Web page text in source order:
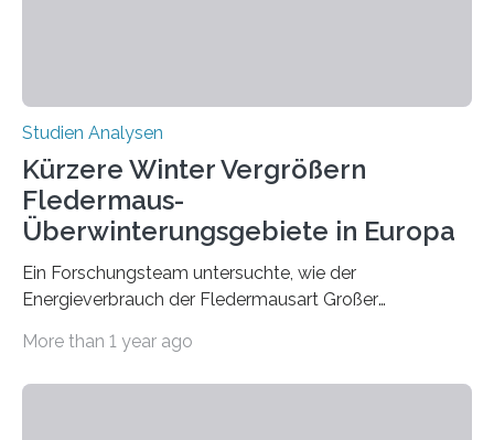
Studien Analysen
Kürzere Winter Vergrößern
Fledermaus-
Überwinterungsgebiete in Europa
Ein Forschungsteam untersuchte, wie der
Energieverbrauch der Fledermausart Großer
erstellte ein Modell, mit dem sich vorhersagen lässt, in
More than 1 year ago